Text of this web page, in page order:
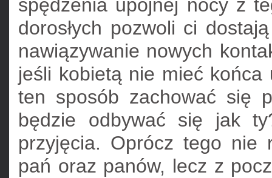
spędzenia upojnej nocy z
dorosłych pozwoli ci
nawiązywanie nowych
jeśli kobietą nie mieć końca
ten sposób zachować się
będzie odbywać się jak
przyjęcia. Oprócz tego nie
pań oraz panów, lecz z